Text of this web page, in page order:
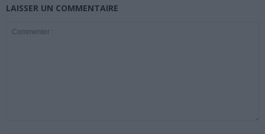
LAISSER UN COMMENTAIRE